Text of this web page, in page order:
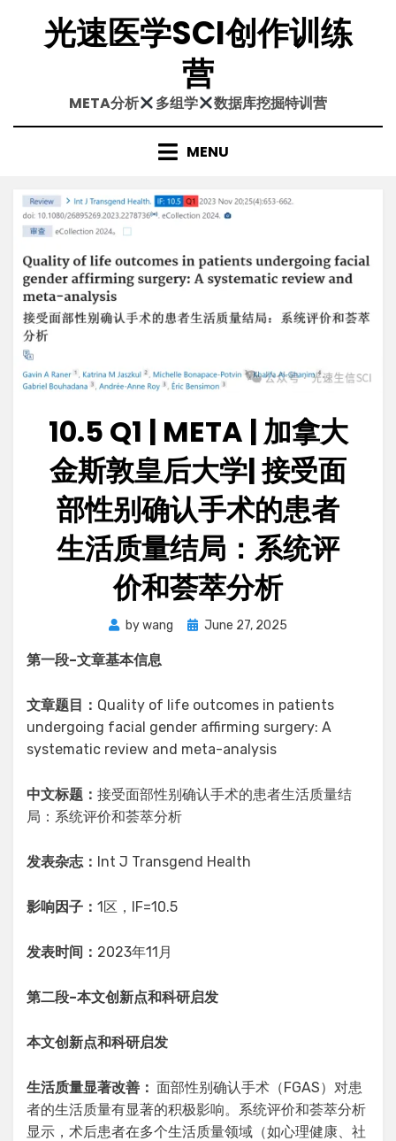
content光速医学SCI创作训练
营
META分析 多组学 数据库挖掘特训营
MENU
10.5 Q1 | META | 加拿大
金斯敦皇后大学| 接受面
部性别确认手术的患者
生活质量结局：系统评
价和荟萃分析
bywang
Posted
June 27, 2025
第一段–文章基本信息
文章题目： Quality of life outcomes in patients
undergoing facial gender affirming surgery: A
systematic review and meta-analysis
中文标题： 接受面部性别确认手术的患者生活质量结
局：系统评价和荟萃分析
发表杂志： Int J Transgend Health
影响因子： 1区，IF=10.5
发表时间： 2023年11月
第二段–本文创新点和科研启发
本文创新点和科研启发
生活质量显著改善 ： 面部性别确认手术（FGAS）对患
者的生活质量有显著的积极影响。系统评价和荟萃分析
显示，术后患者在多个生活质量领域（如心理健康、社